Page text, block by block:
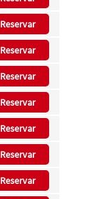
Reservar
Reservar
Reservar
Reservar
Reservar
Reservar
Reservar